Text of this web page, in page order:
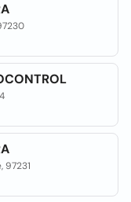
97231